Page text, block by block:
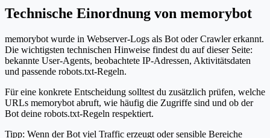
Technische Einordnung von memorybot
memorybot wurde in Webserver-Logs als Bot oder Crawler erkannt.
Die wichtigsten technischen Hinweise findest du auf dieser Seite:
bekannte User-Agents, beobachtete IP-Adressen, Aktivitätsdaten
und passende robots.txt-Regeln.
Für eine konkrete Entscheidung solltest du zusätzlich prüfen, welche
URLs memorybot abruft, wie häufig die Zugriffe sind und ob der
Bot deine robots.txt-Regeln respektiert.
Tipp: Wenn der Bot viel Traffic erzeugt oder sensible Bereiche